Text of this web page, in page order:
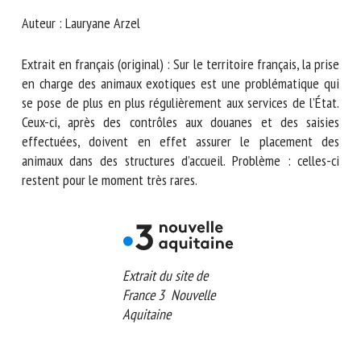
Auteur : Lauryane Arzel
Extrait en français (original) : Sur le territoire français, la
prise en charge des animaux exotiques est une
problématique qui se pose de plus en plus régulièrement
aux services de l’État. Ceux-ci, après des contrôles aux
douanes et des saisies effectuées, doivent en effet assurer
le placement des animaux dans des structures d’accueil.
Problème : celles-ci restent pour le moment très rares.
Extrait du site de
France 3 Nouvelle
Aquitaine
Organisme *
E-mail *
En soumettant ce formulaire, j'accepte que les
informations saisies soient utilisées dans le cadre de la
relation avec le CNR BEA. *
Les champs suivis de * sont obligatoires